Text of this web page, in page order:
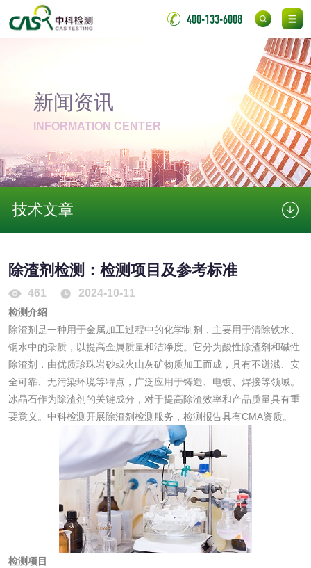
400-133-6008
新闻资讯
INFORMATION CENTER
技术文章
除渣剂检测：检测项目及参考标准
461 2024-10-11
检测介绍
除渣剂是一种用于金属加工过程中的化学制剂，主要用于清除铁水、
钢水中的杂质，以提高金属质量和洁净度。它分为酸性除渣剂和碱性
除渣剂，由优质珍珠岩砂或火山灰矿物质加工而成，具有不迸溅、安
全可靠、无污染环境等特点，广泛应用于铸造、电镀、焊接等领域。
冰晶石作为除渣剂的关键成分，对于提高除渣效率和产品质量具有重
要意义。中科检测开展除渣剂检测服务，检测报告具有CMA资质。
检测项目
金属硬度测试
喷嘴检测
气弹簧检测
伸缩警棍检测
光触媒检测
消毒产品
成分分析配方研发 驱蚊检测
防霉检测 霉菌污染分析
消毒产品备案 防螨除螨检测
微生物检测
化妆品